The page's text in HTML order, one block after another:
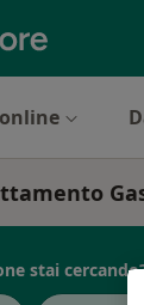
stai